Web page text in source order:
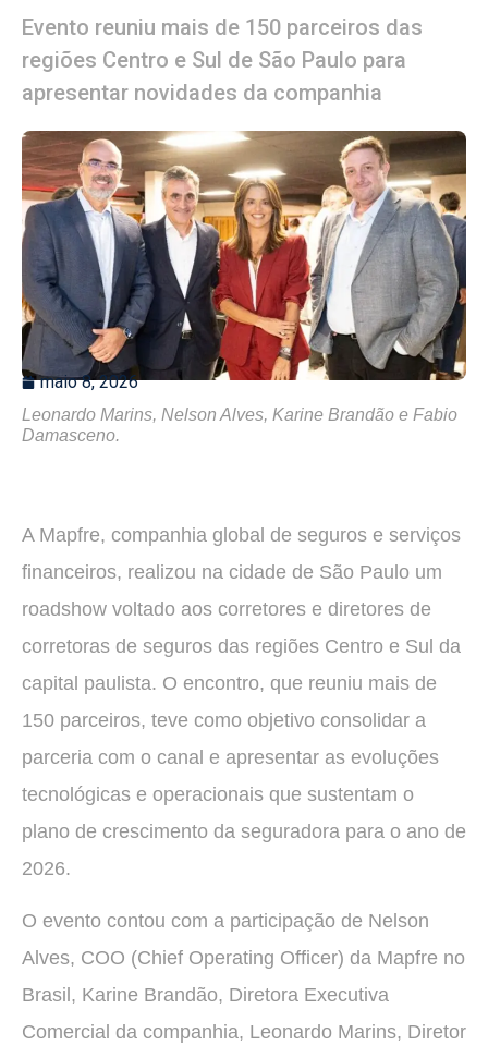
Evento reuniu mais de 150 parceiros das
regiões Centro e Sul de São Paulo para
apresentar novidades da companhia
maio 8, 2026
Leonardo Marins, Nelson Alves, Karine Brandão e Fabio
Damasceno.
A Mapfre, companhia global de seguros e serviços
financeiros, realizou na cidade de São Paulo um
roadshow voltado aos corretores e diretores de
corretoras de seguros das regiões Centro e Sul da
capital paulista. O encontro, que reuniu mais de
150 parceiros, teve como objetivo consolidar a
parceria com o canal e apresentar as evoluções
tecnológicas e operacionais que sustentam o
plano de crescimento da seguradora para o ano de
2026.
O evento contou com a participação de Nelson
Alves, COO (Chief Operating Officer) da Mapfre no
Brasil, Karine Brandão, Diretora Executiva
Comercial da companhia, Leonardo Marins, Diretor